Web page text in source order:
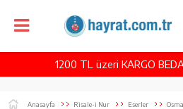
1200 TL üzeri KARGO
Anasayfa Risale-i Nur Eserler